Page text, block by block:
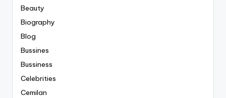
Beauty
Biography
Blog
Bussines
Bussiness
Celebrities
Cemilan